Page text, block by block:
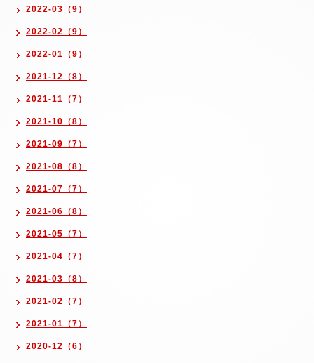
2022-03（9）
2022-02（9）
2022-01（9）
2021-12（8）
2021-11（7）
2021-10（8）
2021-09（7）
2021-08（8）
2021-07（7）
2021-06（8）
2021-05（7）
2021-04（7）
2021-03（8）
2021-02（7）
2021-01（7）
2020-12（6）